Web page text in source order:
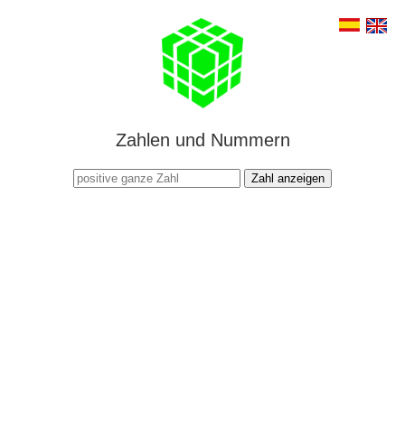
Zahlen und Nummern
Zahl anzeigen